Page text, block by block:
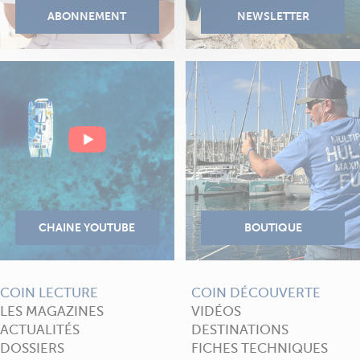
COIN LECTURE
LES MAGAZINES
ACTUALITÉS
DOSSIERS
COIN DÉCOUVERTE
VIDÉOS
DESTINATIONS
FICHES TECHNIQUES